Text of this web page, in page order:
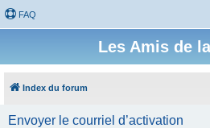
FAQ
Les Amis de
Index du forum
Envoyer le courriel d’activation